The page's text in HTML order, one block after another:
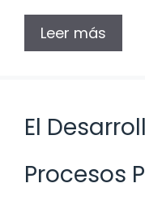
Leer más
El
Procesos